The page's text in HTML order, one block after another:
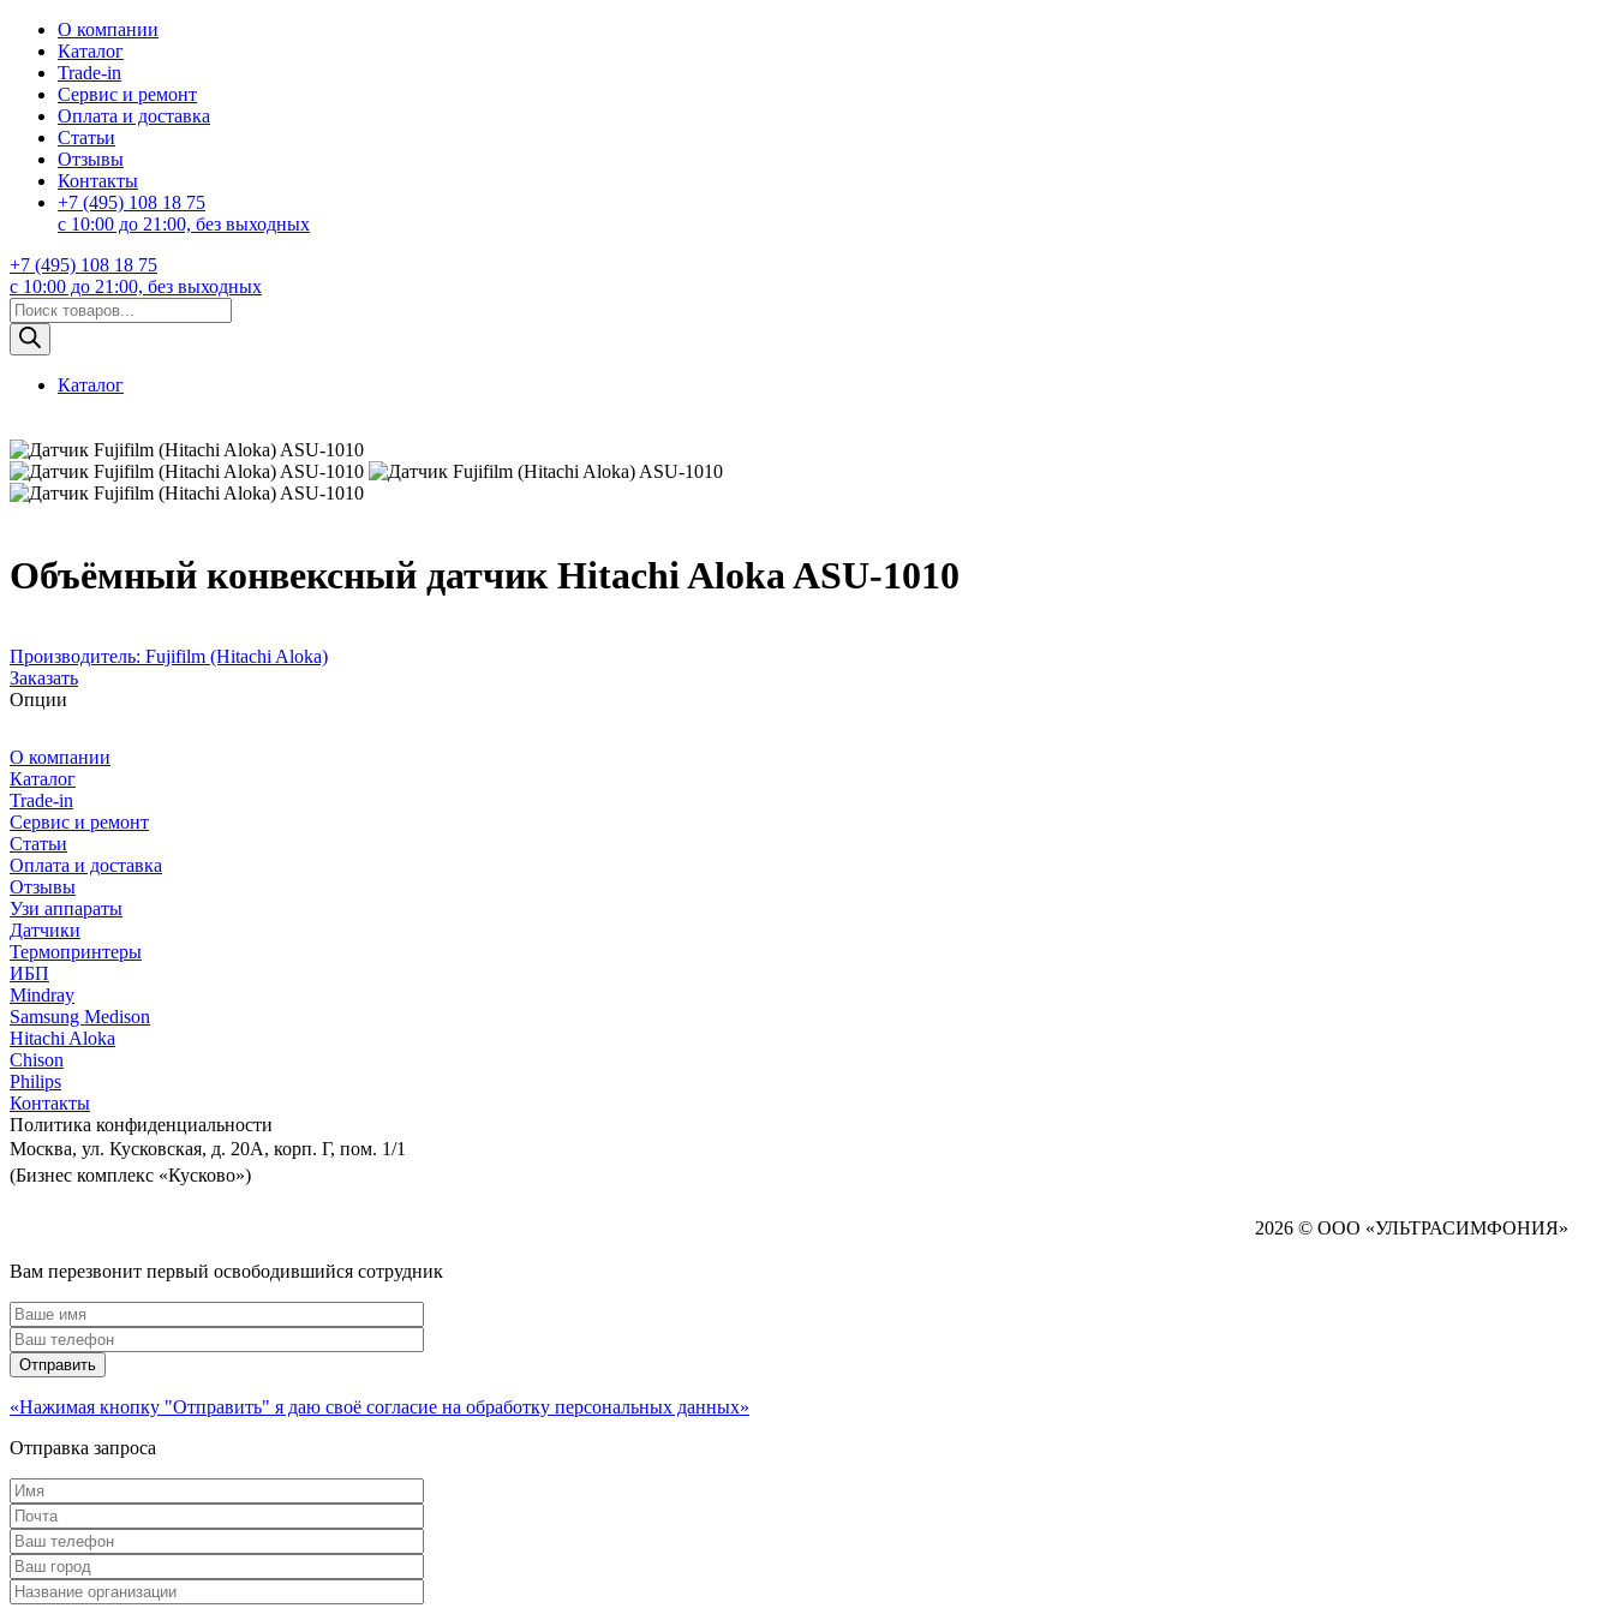
О компании
Каталог
Trade-in
Сервис и ремонт
Оплата и доставка
Статьи
Отзывы
Контакты
+7 (495) 108 18 75
с 10:00 до 21:00, без выходных
+7 (495) 108 18 75
с 10:00 до 21:00, без выходных
Поиск
товаров
Каталог
Объёмный конвексный датчик Hitachi Aloka ASU-1010
Производитель: Fujifilm (Hitachi Aloka)
Заказать
Опции
О компании
Каталог
Trade-in
Сервис и ремонт
Статьи
Оплата и доставка
Отзывы
Узи аппараты
Датчики
Термопринтеры
ИБП
Mindray
Samsung Medison
Hitachi Aloka
Сhison
Philips
Контакты
Политика конфиденциальности
Москва, ул. Кусковская, д. 20А, корп. Г, пом. 1/1
(Бизнес комплекс «Кусково»)
2026 © ООО «УЛЬТРАСИМФОНИЯ»
Вам перезвонит первый освободившийся сотрудник
«Нажимая кнопку "Отправить" я даю своё согласие на обработку персональных данных»
Отправка запроса